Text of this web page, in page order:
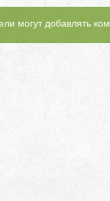
могут добавлять